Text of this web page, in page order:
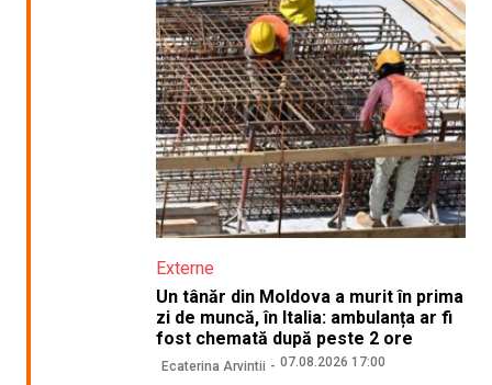
Externe
Un tânăr din Moldova a murit în prima
zi de muncă, în Italia: ambulanța ar fi
fost chemată după peste 2 ore
Ecaterina Arvintii 07.08.2026 17:00